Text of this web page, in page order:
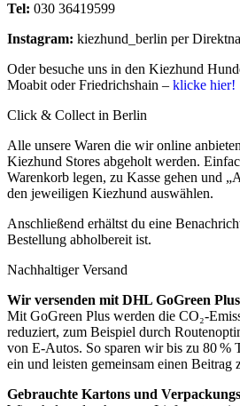
Tel: 030 36419599
Instagram: kiezhund_berlin per
Oder besuche uns in den Kiezhund
Moabit oder Friedrichshain – klicke hier!
Click & Collect in Berlin
Alle unsere Waren die wir online
Kiezhund Stores abgeholt werden.
Warenkorb legen, zu Kasse gehen und
den jeweiligen Kiezhund auswählen.
Anschließend erhältst du eine
Bestellung abholbereit ist.
Nachhaltiger Versand
Wir versenden mit DHL GoGreen Plus
Mit GoGreen Plus werden die CO₂-
reduziert, zum Beispiel durch
von E-Autos. So sparen wir bis zu 80 %
ein und leisten gemeinsam einen Beitrag
Gebrauchte Kartons und